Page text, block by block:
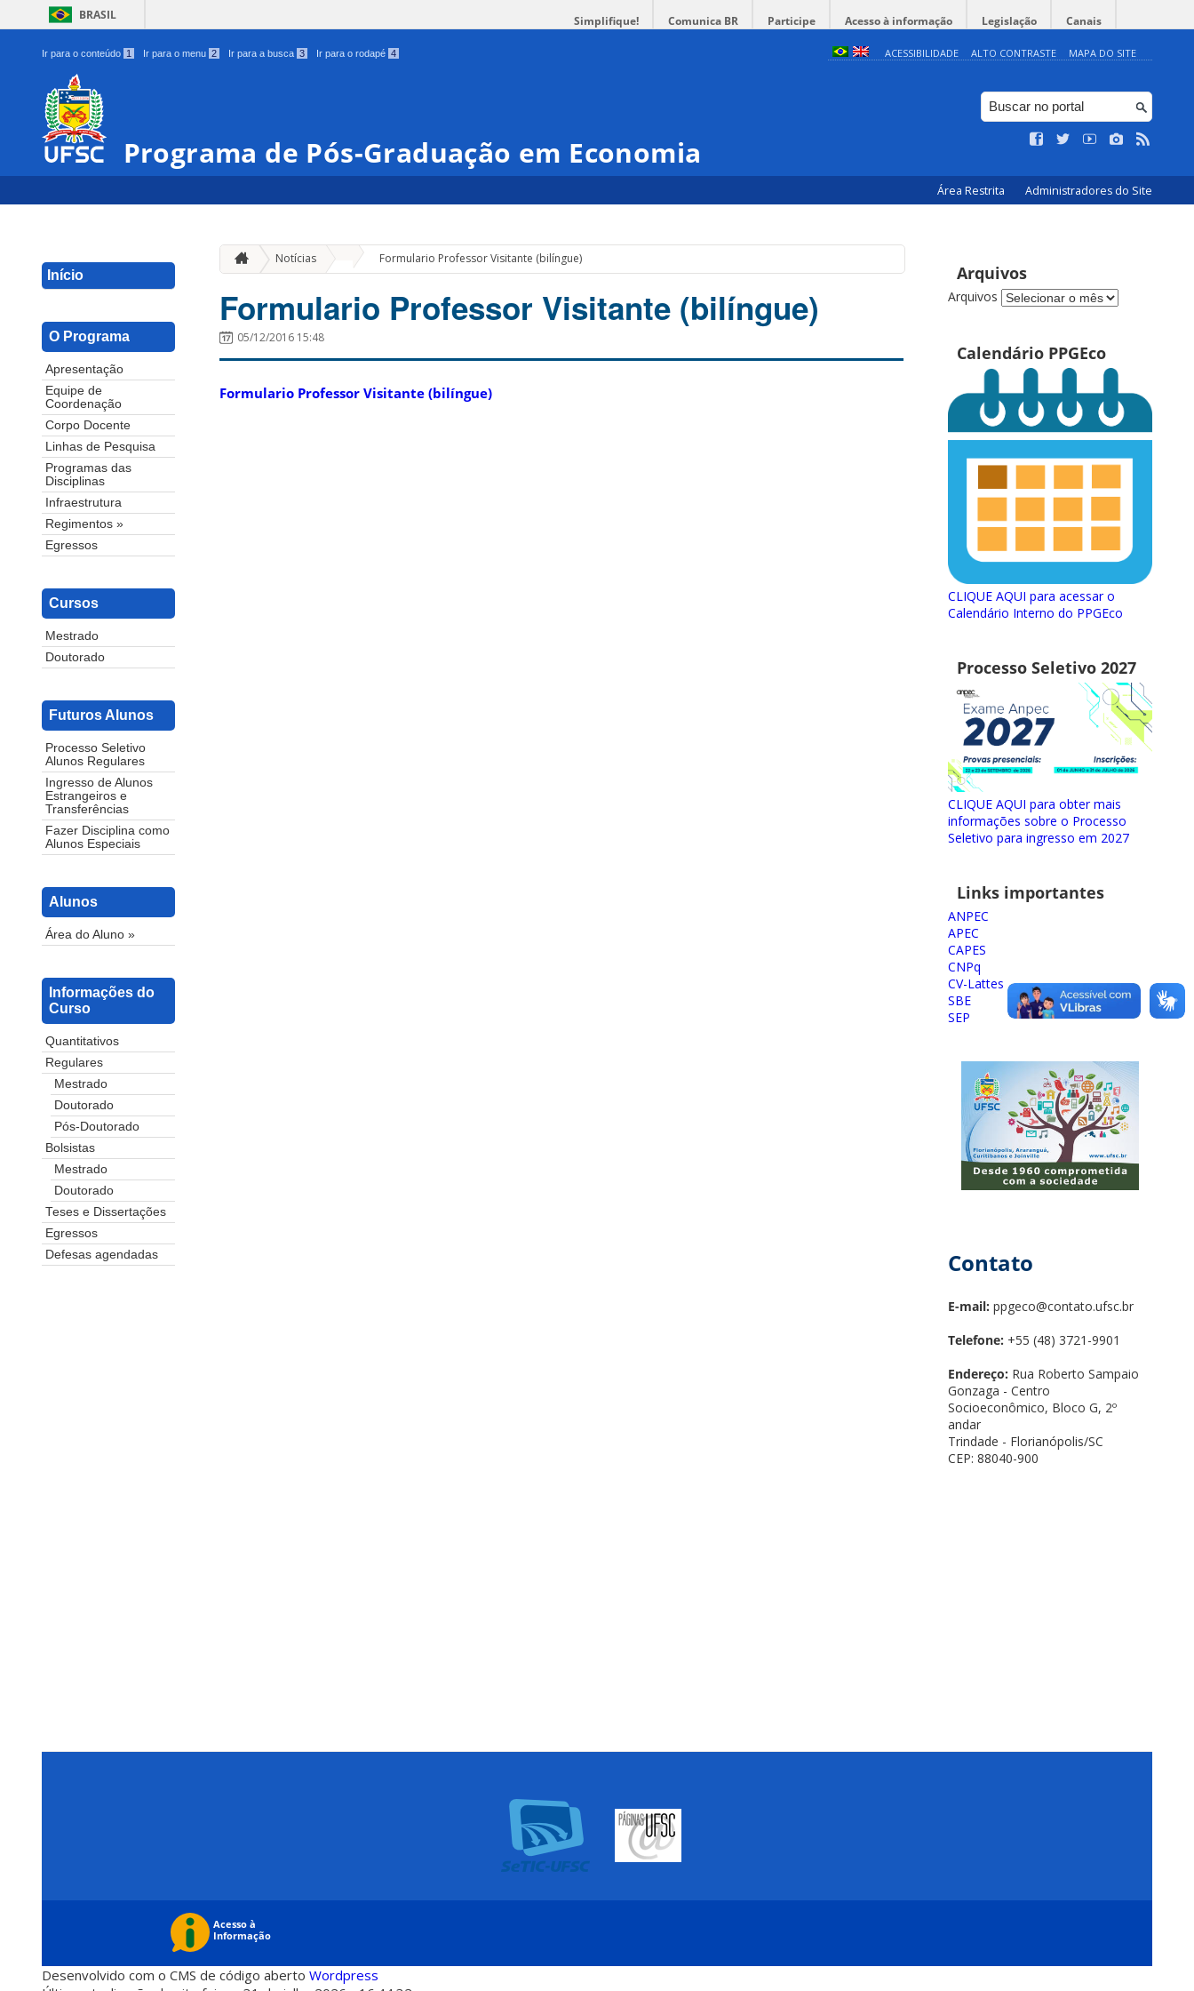
BRASIL Simplifique! Comunica BR Participe Acesso à informação Legislação Canais
Ir para o conteúdo 1 Ir para o menu 2 Ir para a busca 3 Ir para o rodapé 4 ACESSIBILIDADE ALTO CONTRASTE MAPA DO SITE
Programa de Pós-Graduação em Economia
Área Restrita Administradores do Site
Início
O Programa
Apresentação
Equipe de
Coordenação
Corpo Docente
Linhas de Pesquisa
Programas das
Disciplinas
Infraestrutura
Regimentos »
Egressos
Cursos
Mestrado
Doutorado
Futuros Alunos
Processo Seletivo
Alunos Regulares
Ingresso de Alunos
Estrangeiros e
Transferências
Fazer Disciplina como
Alunos Especiais
Alunos
Área do Aluno »
Informações do
Curso
Quantitativos
Regulares
Mestrado
Doutorado
Pós-Doutorado
Bolsistas
Mestrado
Doutorado
Teses e Dissertações
Egressos
Defesas agendadas
Notícias Formulario Professor Visitante (bilíngue)
Formulario Professor Visitante (bilíngue)
05/12/2016 15:48
Formulario Professor Visitante (bilíngue)
Arquivos
Arquivos
Calendário PPGEco
CLIQUE AQUI para acessar o
Calendário Interno do PPGEco
Processo Seletivo 2027
CLIQUE AQUI para obter mais
informações sobre o Processo
Seletivo para ingresso em 2027
Links importantes
ANPEC
APEC
CAPES
CNPq
CV-Lattes
SBE
SEP
Contato
E-mail: ppgeco@contato.ufsc.br
Telefone: +55 (48) 3721-9901
Endereço: Rua Roberto Sampaio
Gonzaga - Centro
Socioeconômico, Bloco G, 2º
andar
Trindade - Florianópolis/SC
CEP: 88040-900
Desenvolvido com o CMS de código aberto Wordpress